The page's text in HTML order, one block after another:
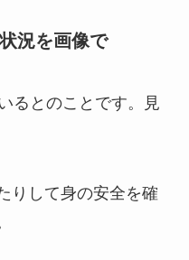
況を画像で
るとのことです。見
りして身の安全を確